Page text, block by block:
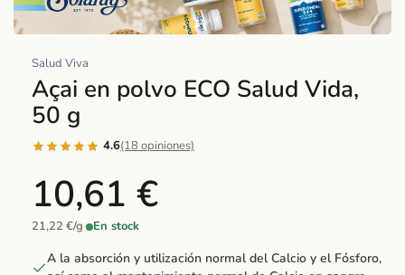
1
en
ventana
modal
Salud Viva
Açai en polvo ECO Salud Vida,
50 g
4.6(18 opiniones)
10,61 €
21,22 €/g· En stock
A la absorción y utilización normal del Calcio y el Fósforo,